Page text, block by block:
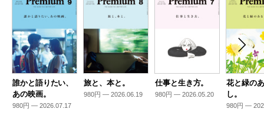
誰かと語りたい、
あの映画。
980円 — 2026.07.17
旅と、本と。
980円 — 2026.06.19
仕事と生き方。
980円 — 2026.05.20
花と緑の
し。
980円 —